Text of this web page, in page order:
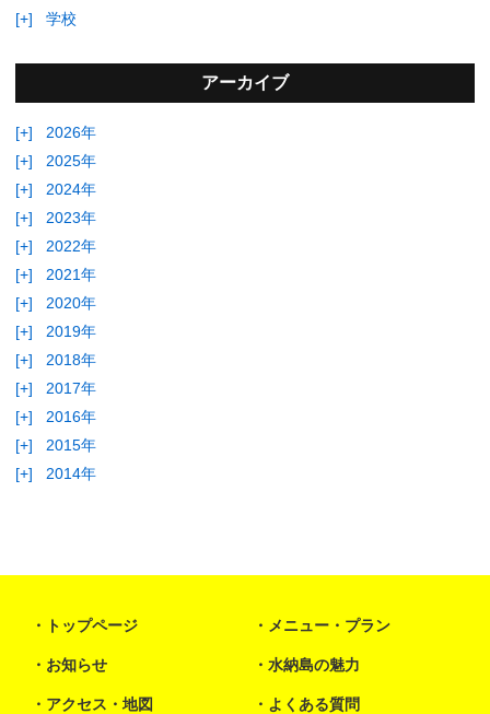
[+]
学校
アーカイブ
[+]
2026年
[+]
2025年
[+]
2024年
[+]
2023年
[+]
2022年
[+]
2021年
[+]
2020年
[+]
2019年
[+]
2018年
[+]
2017年
[+]
2016年
[+]
2015年
[+]
2014年
トップページ メニュー・プラン
お知らせ 水納島の魅力
アクセス・地図 よくある質問